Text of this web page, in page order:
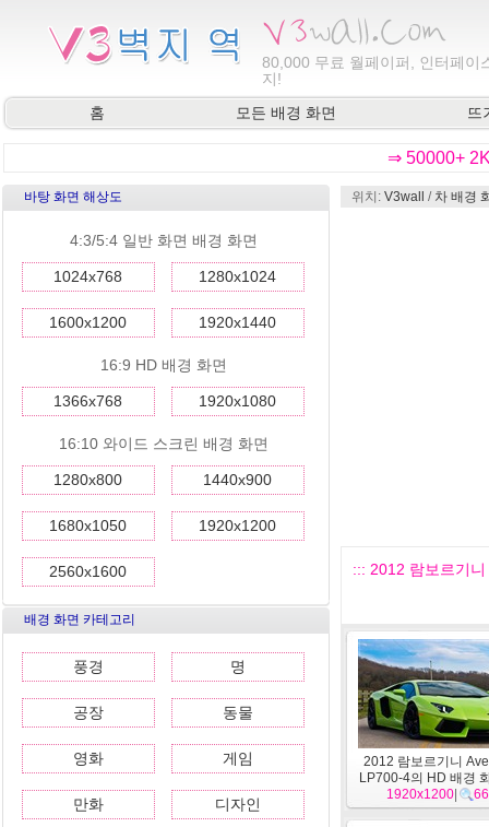
80,000 무료 월페이퍼, 인터페이
지!
홈
모든 배경 화면 뜨
⇒ 50000+
바탕 화면 해상도
4:3/5:4 일반 화면 배경 화면
1024x768 1280x1024
1600x1200 1920x1440
16:9 HD 배경 화면
1366x768 1920x1080
16:10 와이드 스크린 배경 화면
1280x800 1440x900
1680x1050 1920x1200
2560x1600
배경 화면 카테고리
풍경 명
공장 동물
영화 게임
만화 디자인
위치: V3wall / 차 배경
::: 2012 람보르기
2012 람보르기니
LP700-4의 HD 배경
1920x1200